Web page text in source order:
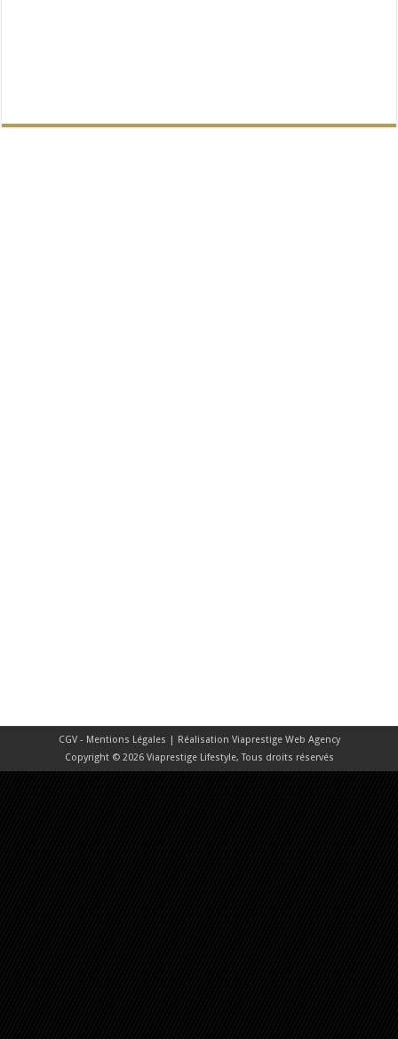
CGV - Mentions Légales | Réalisation Viaprestige Web Agency
Copyright © 2026 Viaprestige Lifestyle, Tous droits réservés